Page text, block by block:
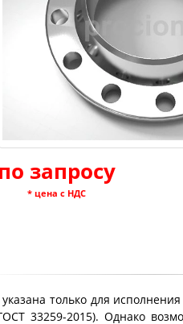
по запросу
* цена с НДС
только для
33259-2015). Однако